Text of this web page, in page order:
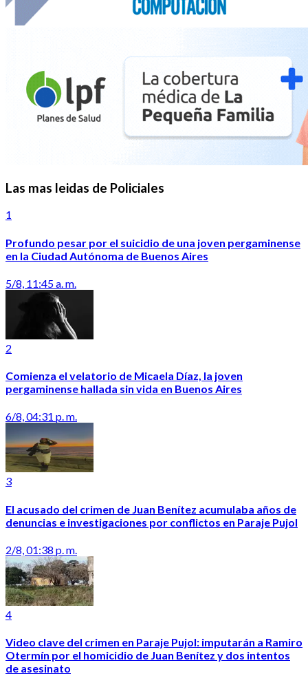
Las mas leidas de Policiales
1
Profundo pesar por el suicidio de una joven pergaminense
en la Ciudad Autónoma de Buenos Aires
5/8, 11:45 a. m.
2
Comienza el velatorio de Micaela Díaz, la joven
pergaminense hallada sin vida en Buenos Aires
6/8, 04:31 p. m.
3
El acusado del crimen de Juan Benítez acumulaba años de
denuncias e investigaciones por conflictos en Paraje Pujol
2/8, 01:38 p. m.
4
Video clave del crimen en Paraje Pujol: imputarán a Ramiro
Otermín por el homicidio de Juan Benítez y dos intentos
de asesinato